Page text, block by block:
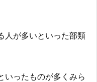
人が多いといった部類
いったものが多くみら